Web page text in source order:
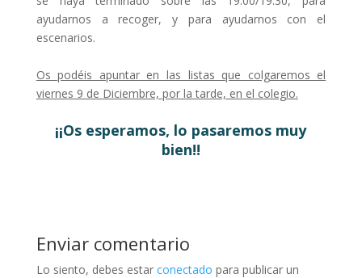
ayudarnos a recoger, y para ayudarnos con el
escenarios.
Os podéis apuntar en las listas que colgaremos el
viernes 9 de Diciembre, por la tarde, en el colegio.
¡¡Os esperamos, lo pasaremos muy
bien!!
Enviar comentario
Lo siento, debes estar conectado para publicar un